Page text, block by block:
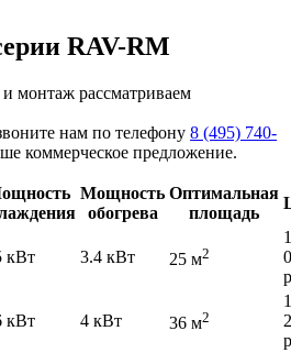
RAV-RM
монтаж рассматриваем
нам по телефону 8 (495) 740-
коммерческое предложение.
Мощность
обогрева
Оптимальная
площадь
кВт 3.4 кВт 25 м2
кВт 4 кВт 36 м2